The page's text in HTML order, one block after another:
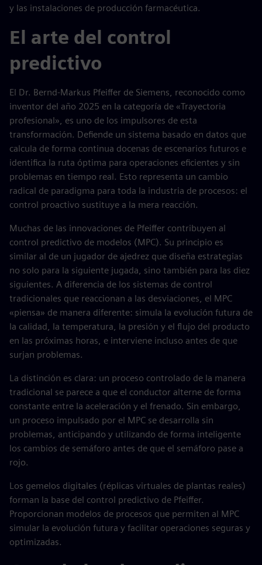
y las instalaciones de producción farmacéutica.
El arte del control
predictivo
El Dr. Bernd-Markus Pfeiffer de Siemens, reconocido como
inventor del año 2025 en la categoría de «Trayectoria
profesional», es uno de los impulsores de esta
transformación. Defiende un sistema basado en datos que
calcula de forma continua docenas de escenarios futuros e
identifica la ruta óptima para operaciones eficientes y sin
problemas en tiempo real. Esto representa un cambio
radical de paradigma para toda la industria de procesos: el
control proactivo sustituye a la mera reacción.
Muchas de las innovaciones de Pfeiffer contribuyen al
control predictivo de modelos (MPC). Su principio es
similar al de un jugador de ajedrez que diseña estrategias
no solo para la siguiente jugada, sino también para las diez
siguientes. A diferencia de los sistemas de control
tradicionales que reaccionan a las desviaciones, el MPC
«piensa» de manera diferente: simula la evolución futura de
la calidad, la temperatura, la presión y el flujo del producto
en las próximas horas, e interviene incluso antes de que
surjan problemas.
La distinción es clara: un proceso controlado de la manera
tradicional se parece a que el conductor alterne de forma
constante entre la aceleración y el frenado. Sin embargo,
un proceso impulsado por el MPC se desarrolla sin
problemas, anticipando y utilizando de forma inteligente
los cambios de semáforo antes de que el semáforo pase a
rojo.
Los gemelos digitales (réplicas virtuales de plantas reales)
forman la base del control predictivo de Pfeiffer.
Proporcionan modelos de procesos que permiten al MPC
simular la evolución futura y facilitar operaciones seguras y
optimizadas.